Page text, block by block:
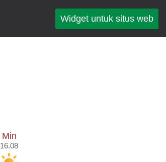
Widget untuk situs web
Min
16.08